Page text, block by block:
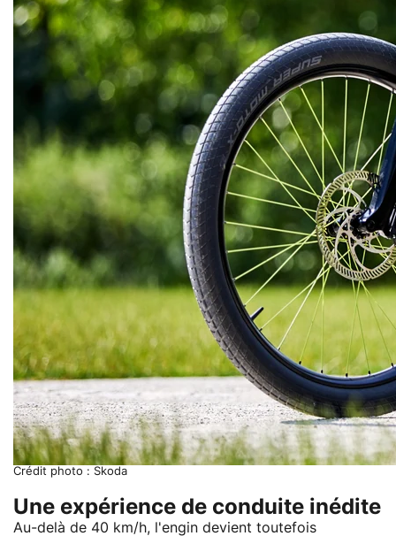
Crédit photo : Skoda
Une expérience de conduite inédite
Au-delà de 40 km/h, l'engin devient toutefois